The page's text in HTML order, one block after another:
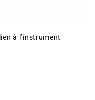
à l’instrument